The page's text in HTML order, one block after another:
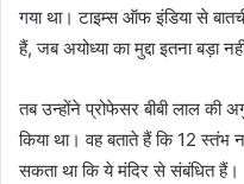
गया था। टाइम्स ऑफ इंडिया से
हैं, जब अयोध्या का मुद्दा इतना बड़ा
तब उन्होंने प्रोफेसर बीबी लाल की
किया था। वह बताते हैं कि 12
सकता था कि ये मंदिर से संबंधित हैं।